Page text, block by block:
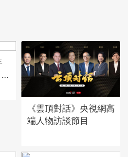
《雲頂對話》央視網高
端人物訪談節目